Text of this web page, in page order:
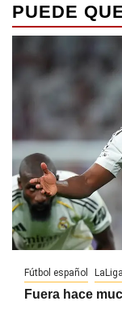
PUEDE
Fútbol español LaLiga
Fuera hace